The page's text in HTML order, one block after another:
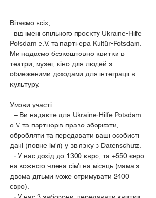
Вітаємо всіх,
Potsdam e.V. та партнера Kultür-Potsdam.
Ми надаємо безкоштовно квитки в
театри, музеї, кіно для людей з
обмеженими доходами для інтеграції в
культуру.
Умови участі:
e.V. та партнерів право зберігати,
обробляти та передавати ваші особисті
дані (повне ім'я) у зв'язку з Datenschutz.
на кожного члена сім'ї на місяць (мама з
двома дітьми може отримувати 2400
євро).